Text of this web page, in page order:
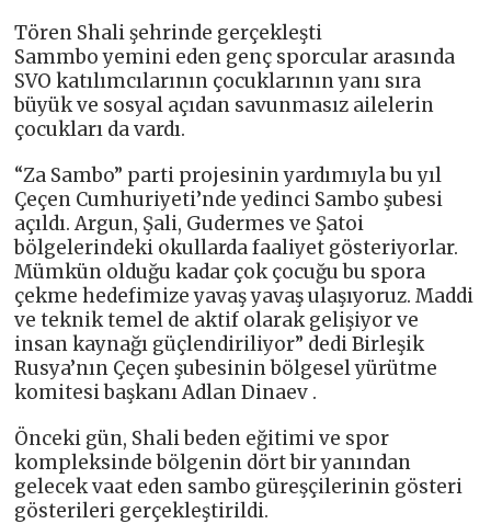
Tören Shali şehrinde gerçekleşti
Sammbo yemini eden genç sporcular arasında
SVO katılımcılarının çocuklarının yanı sıra
büyük ve sosyal açıdan savunmasız ailelerin
çocukları da vardı.
“Za Sambo” parti projesinin yardımıyla bu yıl
Çeçen Cumhuriyeti’nde yedinci Sambo şubesi
açıldı. Argun, Şali, Gudermes ve Şatoi
bölgelerindeki okullarda faaliyet gösteriyorlar.
Mümkün olduğu kadar çok çocuğu bu spora
çekme hedefimize yavaş yavaş ulaşıyoruz. Maddi
ve teknik temel de aktif olarak gelişiyor ve
insan kaynağı güçlendiriliyor” dedi Birleşik
Rusya’nın Çeçen şubesinin bölgesel yürütme
komitesi başkanı Adlan Dinaev .
Önceki gün, Shali beden eğitimi ve spor
kompleksinde bölgenin dört bir yanından
gelecek vaat eden sambo güreşçilerinin gösteri
gösterileri gerçekleştirildi.